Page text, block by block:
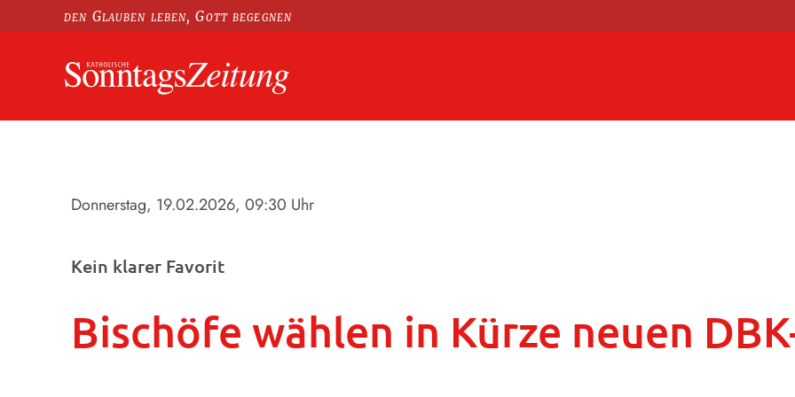
den Glauben leben, Gott begegnen
Donnerstag, 19.02.2026, 09:30 Uhr
Kein klarer Favorit
Bischöfe wählen in Kürze neuen